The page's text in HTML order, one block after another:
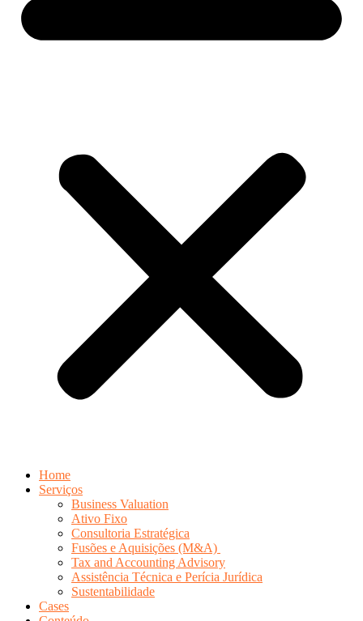
Home
Serviços
Business Valuation
Ativo Fixo
Consultoria Estratégica
Fusões e Aquisições (M&A)
Tax and Accounting Advisory
Assistência Técnica e Perícia Jurídica
Sustentabilidade
Cases